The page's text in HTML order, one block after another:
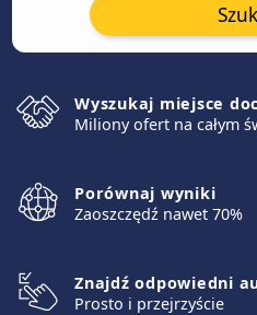
Wyszukaj miejsce
Miliony ofert na całym
Porównaj wyniki
Zaoszczędź nawet 70%
Znajdź odpowiedni
Prosto i przejrzyście